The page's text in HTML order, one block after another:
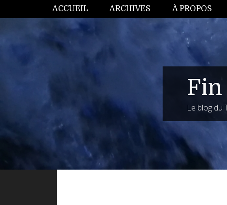
ACCUEIL ARCHIVES À PROPOS
Fin
Le blog du